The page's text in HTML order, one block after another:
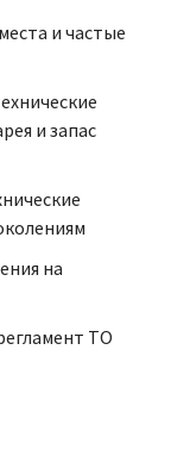
и частые
и запас
на
ТО